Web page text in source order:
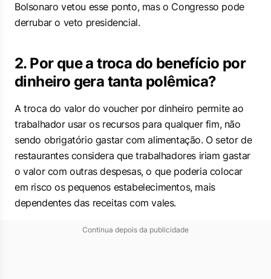
Bolsonaro vetou esse ponto, mas o Congresso pode
derrubar o veto presidencial.
2. Por que a troca do benefício por
dinheiro gera tanta polêmica?
A troca do valor do voucher por dinheiro permite ao
trabalhador usar os recursos para qualquer fim, não
sendo obrigatório gastar com alimentação. O setor de
restaurantes considera que trabalhadores iriam gastar
o valor com outras despesas, o que poderia colocar
em risco os pequenos estabelecimentos, mais
dependentes das receitas com vales.
Continua depois da publicidade